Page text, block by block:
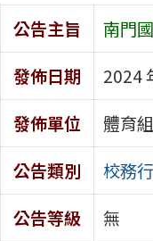
公告主旨
南門
發佈日期
2024
發佈單位
體育組
公告類別
校務
公告等級
無